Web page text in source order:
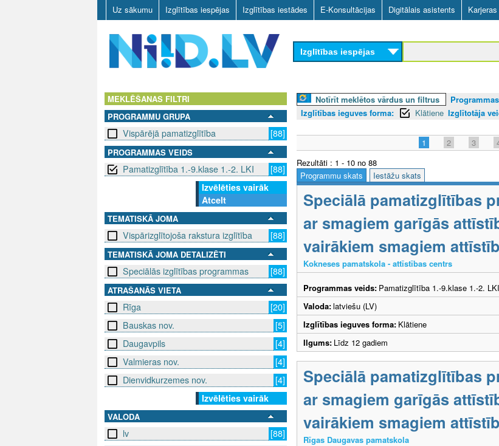
Skip
to
main
content
Uz sākumu Izglītības iespējas Izglītības iestādes E-Konsultācijas Digitālais asistents
D
V
Izglītības iespējas
MEKLĒŠANAS FILTRI
PROGRAMMU GRUPA
Vispārējā pamatizglītība [88]
PROGRAMMAS VEIDS
Pamatizglītība 1.-9.klase 1.-2. LKI
[88]
Izvēlēties vairāk
Atcelt
TEMATISKĀ JOMA
Vispārizglītojoša rakstura izglītība [88]
TEMATISKĀ JOMA DETALIZĒTI
Speciālās izglītības programmas [88]
ATRAŠANĀS VIETA
Rīga
[20]
Bauskas nov.
[5]
Daugavpils
[4]
Valmieras nov.
[4]
Dienvidkurzemes nov.
[4]
Izvēlēties vairāk
VALODA
lv [88]
Notīrīt meklētos vārdus un filtrus
Izglītības ieguves forma:
Klātiene Izglītotāja
1 2 3
Rezultāti : 1 - 10 no 88
Programmu skats
Iestāžu skats
Speciālā pamatizglītības
ar smagiem garīgās
vairākiem smagiem
Kokneses pamatskola - attīstības centrs
Programmas veids: Pamatizglītība 1.-9.klase 1.-2.
Valoda:latviešu (LV)
Izglītības ieguves forma: Klātiene
Ilgums: Līdz 12 gadiem
Speciālā pamatizglītības
ar smagiem garīgās
vairākiem smagiem
Rīgas Daugavas pamatskola